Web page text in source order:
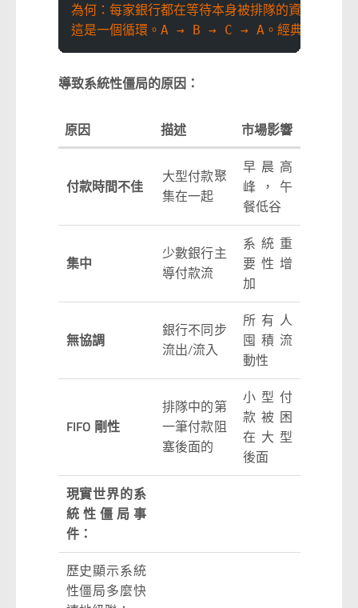
為何：每家銀行都在等待本身被排隊的資金
這是一個循環。A → B → C → A。經典死結。
導致系統性僵局的原因：
原因 描述 市場影響
付款時間不佳
大型付款聚
集在一起
早晨高
峰，午
餐低谷
集中
少數銀行主
導付款流
系統重
要性增
加
無協調
銀行不同步
流出/流入
所有人
囤積流
動性
FIFO 剛性
排隊中的第
一筆付款阻
塞後面的
小型付
款被困
在大型
後面
現實世界的系
統性僵局事
件：
歷史顯示系統
性僵局多麼快